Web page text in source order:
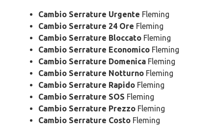
Cambio Serrature Urgente Fleming
Cambio Serrature 24 Ore Fleming
Cambio Serrature Bloccato Fleming
Cambio Serrature Economico Fleming
Cambio Serrature Domenica Fleming
Cambio Serrature Notturno Fleming
Cambio Serrature Rapido Fleming
Cambio Serrature SOS Fleming
Cambio Serrature Prezzo Fleming
Cambio Serrature Costo Fleming